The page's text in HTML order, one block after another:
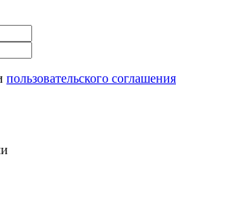
пользовательского соглашения